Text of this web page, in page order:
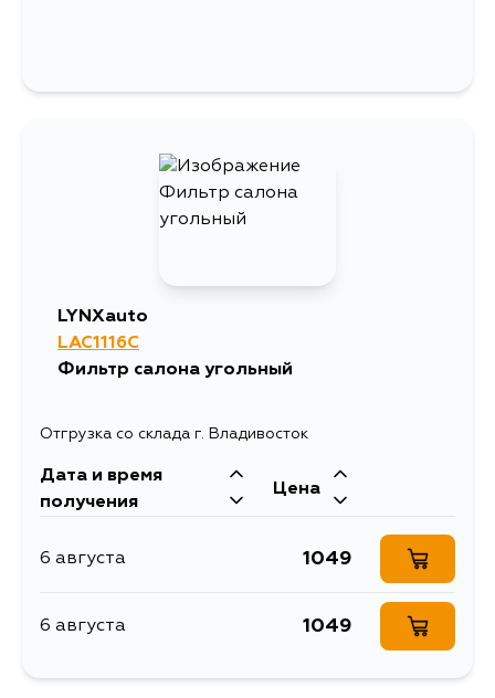
LYNXauto
LAC1116C
Фильтр салона угольный
Отгрузка со склада г. Владивосток
Дата и время
получения
Цена
6 августа 1049
6 августа 1049